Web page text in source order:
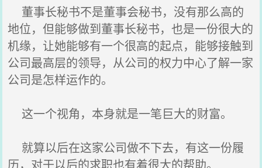
董事长秘书不是董事会秘书，没有那么高的
地位，但能够做到董事长秘书，也是一份很大的
机缘，让她能够有一个很高的起点，能够接触到
公司最高层的领导，从公司的权力中心了解一家
公司是怎样运作的。
这一个视角，本身就是一笔巨大的财富。
就算以后在这家公司做不下去，有这一份履
历，对于以后的求职也有着很大的帮助。